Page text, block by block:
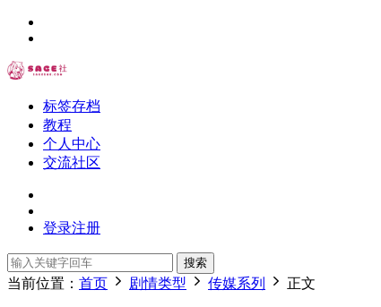
标签存档
教程
个人中心
交流社区
登录注册
搜索
当前位置： 首页 剧情类型 传媒系列 正文